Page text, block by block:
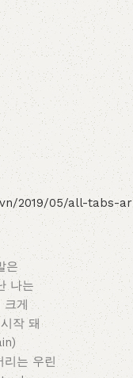
2019/05/all-tabs-
은
나는
크게
작 돼
는 우린